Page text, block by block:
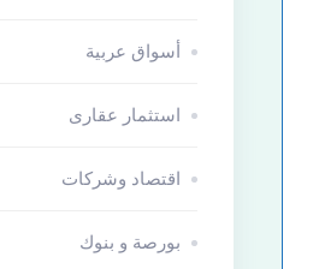
أسواق عربية
استثمار عقارى
اقتصاد وشركات
بورصة و بنوك